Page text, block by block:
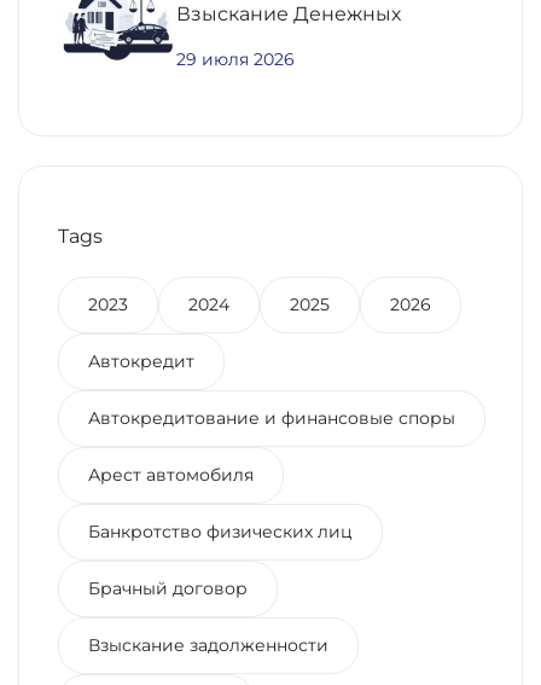
Взыскание Денежных
29 июля 2026
Tags
2023 2024 2025 2026
Автокредит
Автокредитование и финансовые споры
Арест автомобиля
Банкротство физических лиц
Брачный договор
Взыскание задолженности